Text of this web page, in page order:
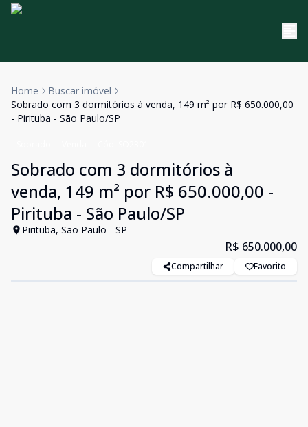
Home
Buscar imóvel
Sobrado com 3 dormitórios à venda, 149 m² por R$ 650.000,00
- Pirituba - São Paulo/SP
Sobrado com 3 dormitórios à
venda, 149 m² por R$ 650.000,00 -
Pirituba - São Paulo/SP
Pirituba, São Paulo - SP
R$ 650.000,00
Compartilhar Favorito